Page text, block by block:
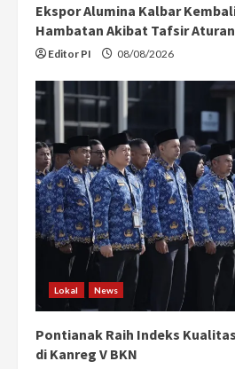
Ekspor Alumina Kalbar
Hambatan Akibat Tafsir Aturan
Editor PI 08/08/2026
Lokal News
Pontianak Raih Indeks
di Kanreg V BKN